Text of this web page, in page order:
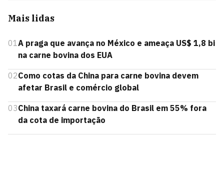
Mais lidas
01A praga que avança no México e ameaça US$ 1,8 bi
na carne bovina dos EUA
02Como cotas da China para carne bovina devem
afetar Brasil e comércio global
03China taxará carne bovina do Brasil em 55% fora
da cota de importação